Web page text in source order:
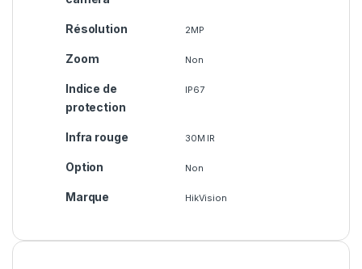
Résolution 2MP
Zoom Non
Indice de
protection
IP67
Infra rouge 30M IR
Option Non
Marque HikVision